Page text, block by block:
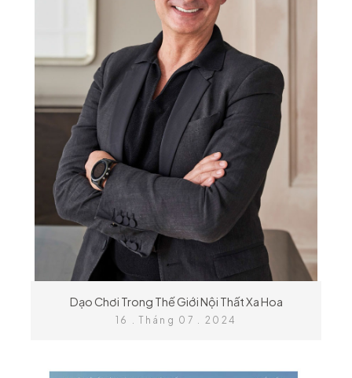
Dạo Chơi Trong Thế Giới Nội Thất Xa Hoa
16 . Tháng 07 . 2024